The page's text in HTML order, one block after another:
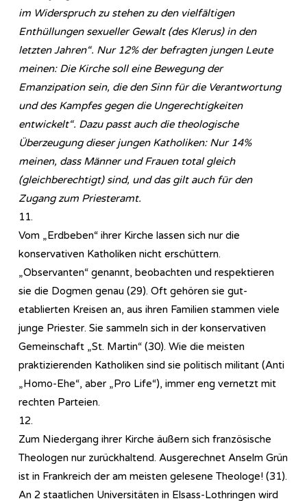
im Widerspruch zu stehen zu den vielfältigen
Enthüllungen sexueller Gewalt (des Klerus) in den
letzten Jahren“. Nur 12% der befragten jungen Leute
meinen: Die Kirche soll eine Bewegung der
Emanzipation sein, die den Sinn für die Verantwortung
und des Kampfes gegen die Ungerechtigkeiten
entwickelt“. Dazu passt auch die theologische
Überzeugung dieser jungen Katholiken: Nur 14%
meinen, dass Männer und Frauen total gleich
(gleichberechtigt) sind, und das gilt auch für den
Zugang zum Priesteramt.
11.
Vom „Erdbeben“ ihrer Kirche lassen sich nur die
konservativen Katholiken nicht erschüttern.
„Observanten“ genannt, beobachten und respektieren
sie die Dogmen genau (29). Oft gehören sie gut-
etablierten Kreisen an, aus ihren Familien stammen viele
junge Priester. Sie sammeln sich in der konservativen
Gemeinschaft „St. Martin“ (30). Wie die meisten
praktizierenden Katholiken sind sie politisch militant (Anti
„Homo-Ehe“, aber „Pro Life“), immer eng vernetzt mit
rechten Parteien.
12.
Zum Niedergang ihrer Kirche äußern sich französische
Theologen nur zurückhaltend. Ausgerechnet Anselm Grün
ist in Frankreich der am meisten gelesene Theologe! (31).
An 2 staatlichen Universitäten in Elsass-Lothringen wird